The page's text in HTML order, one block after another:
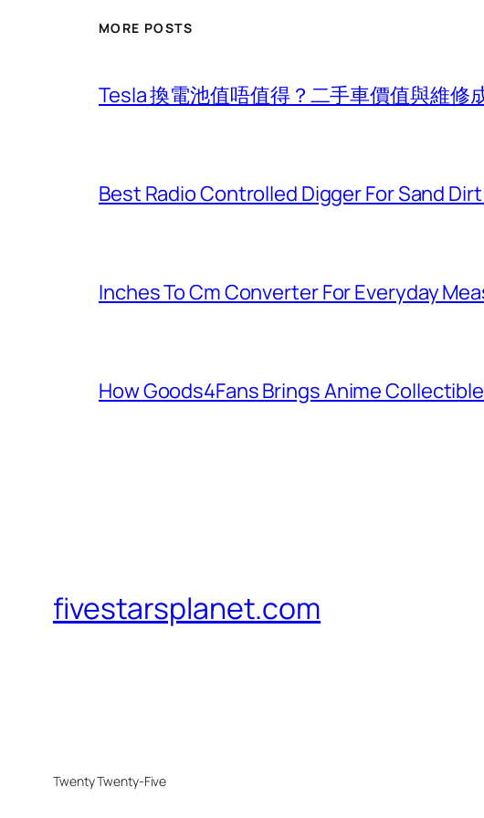
MORE POSTS
Tesla 換電池值唔值得？二手車價值與維修
Best Radio Controlled Digger For Sand
Inches To Cm Converter For Everyday
How Goods4Fans Brings Anime
fivestarsplanet.com
Twenty Twenty-Five